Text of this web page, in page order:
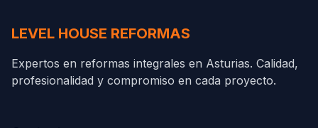
LEVEL HOUSE REFORMAS
Expertos en reformas integrales en Asturias. Calidad,
profesionalidad y compromiso en cada proyecto.